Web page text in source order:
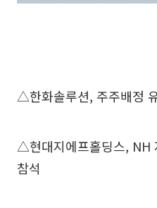
△한화솔루션, 주주배정
△현대지에프홀딩스,
참석